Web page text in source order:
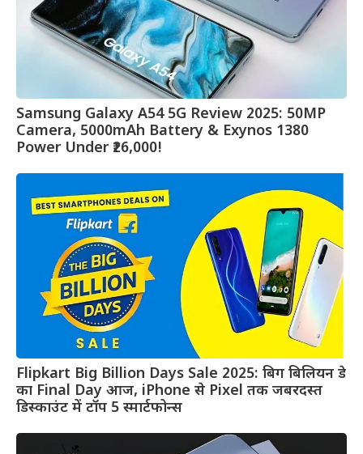
Samsung Galaxy A54 5G Review 2025: 50MP
Camera, 5000mAh Battery & Exynos 1380
Power Under ₹26,000!
Flipkart Big Billion Days Sale 2025: बिग बिलियन डे
का Final Day आज, iPhone से Pixel तक जबरदस्त
डिस्काउंट में टॉप 5 स्मार्टफोन्स